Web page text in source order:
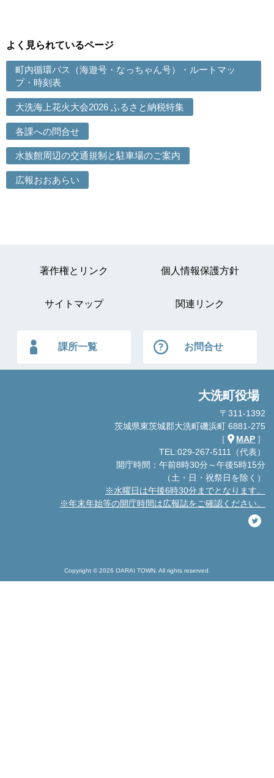
よく見られているページ
町内循環バス（海遊号・なっちゃん号）・ルートマッ
プ・時刻表
大洗海上花火大会2026 ふるさと納税特集
各課への問合せ
水族館周辺の交通規制と駐車場のご案内
広報おおあらい
著作権とリンク 個人情報保護方針
サイトマップ 関連リンク
課所一覧 お問合せ
大洗町役場
〒311-1392
茨城県東茨城郡大洗町磯浜町 6881-275
［
MAP ］
TEL:029-267-5111（代表）
開庁時間：午前8時30分～午後5時15分
（土・日・祝祭日を除く）
※水曜日は午後6時30分までとなります。
※年末年始等の開庁時間は広報誌をご確認ください。
Copyright © 2026 OARAI TOWN. All rights reserved.